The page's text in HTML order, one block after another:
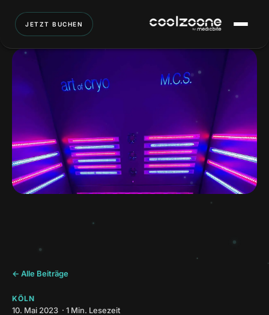
JETZT BUCHEN
← Alle Beiträge
KÖLN
10. Mai 2023 · 1 Min. Lesezeit